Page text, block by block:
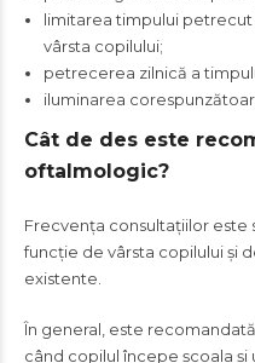
limitarea timpului
vârsta copilului;
petrecerea zilnică a
iluminarea
Cât de des este
oftalmologic?
Frecvența consultațiilor
funcție de vârsta copilului și
existente.
În general, este
când copilul începe școala